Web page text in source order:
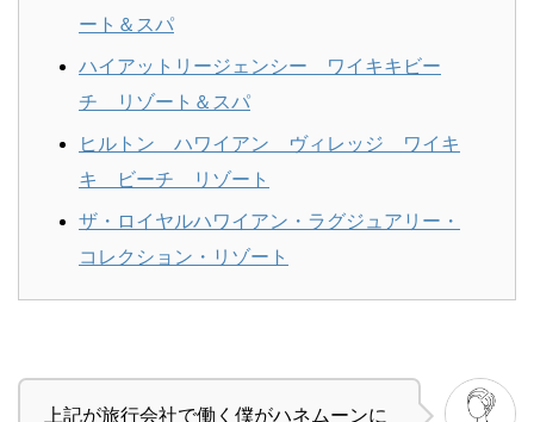
ート＆スパ
ハイアットリージェンシー ワイキキビー
チ リゾート＆スパ
ヒルトン ハワイアン ヴィレッジ ワイキ
キ ビーチ リゾート
ザ・ロイヤルハワイアン・ラグジュアリー・
コレクション・リゾート
上記が旅行会社で働く僕がハネムーンに